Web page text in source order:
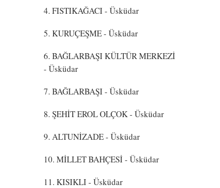
4. FISTIKAĞACI- Üsküdar
5. KURUÇEŞME- Üsküdar
6. BAĞLARBAŞI KÜLTÜR MERKEZİ
- Üsküdar
7. BAĞLARBAŞI- Üsküdar
8. ŞEHİT EROL OLÇOK- Üsküdar
9. ALTUNİZADE- Üsküdar
10. MİLLET BAHÇESİ- Üsküdar
11. KISIKLI- Üsküdar